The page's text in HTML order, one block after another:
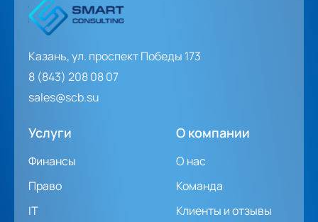
Казань, ул. проспект Победы 173
8 (843) 208 08 07
sales@scb.su
Услуги
Финансы
Право
IT
О компании
О нас
Команда
Клиенты и отзывы